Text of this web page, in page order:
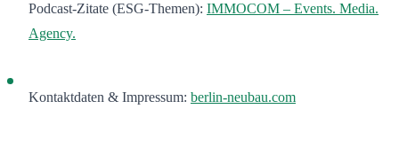
Podcast-Zitate (ESG-Themen): IMMOCOM – Events. Media.
Agency.
Kontaktdaten & Impressum: berlin-neubau.com